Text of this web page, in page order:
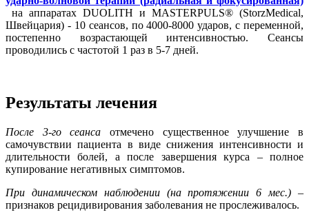
на аппаратах DUOLITH и MASTERPULS® (StorzMedical,
Швейцария) - 10 сеансов, по 4000-8000 ударов, с переменной,
постепенно возрастающей интенсивностью. Сеансы
проводились с частотой 1 раз в 5-7 дней.
Результаты лечения
После 3-го сеанса отмечено существенное улучшение в
самочувствии пациента в виде снижения интенсивности и
длительности болей, а после завершения курса – полное
купирование негативных симптомов.
При динамическом наблюдении (на протяжении 6 мес.) –
признаков рецидивирования заболевания не прослеживалось.